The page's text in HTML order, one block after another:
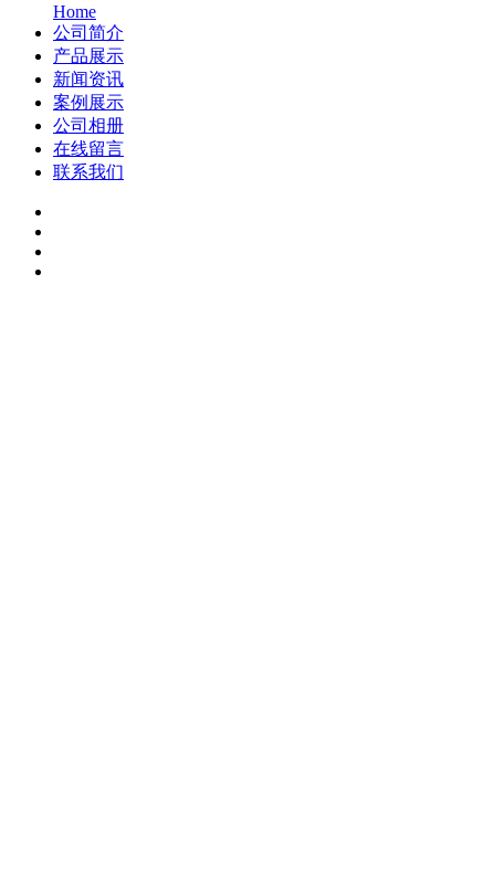
Home
公司简介
产品展示
新闻资讯
案例展示
公司相册
在线留言
联系我们